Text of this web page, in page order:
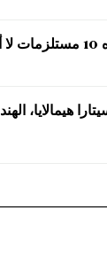
أنا صيدلانية وهذه 10
هيمالايا، الهند